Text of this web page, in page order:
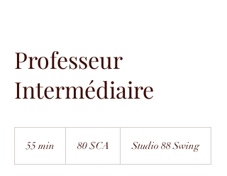
Professeur
Intermédiaire
55 min
canadiens
80 $CA Studio 88 Swing